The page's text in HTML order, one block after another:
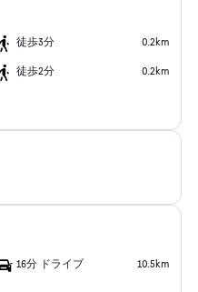
​徒歩3分 0.2km
​徒歩2分 0.2km
16分 ドライブ 10.5km